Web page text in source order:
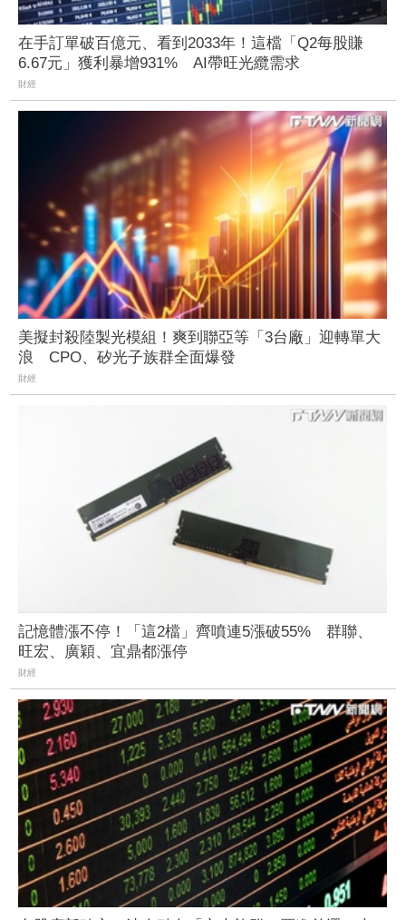
在手訂單破百億元、看到2033年！這檔「Q2每股賺
6.67元」獲利暴增931% AI帶旺光纜需求
財經
美擬封殺陸製光模組！爽到聯亞等「3台廠」迎轉單大
浪 CPO、矽光子族群全面爆發
財經
記憶體漲不停！「這2檔」齊噴連5漲破55% 群聯、
旺宏、廣穎、宜鼎都漲停
財經